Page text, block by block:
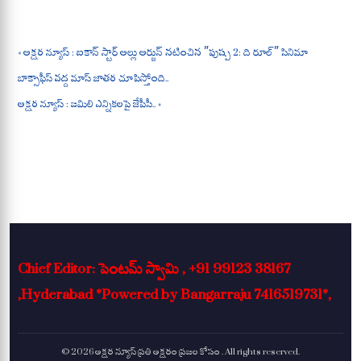
pp m
« అక్షర న్యూస్ : ఐకాన్ స్టార్ అల్లు అర్జున్ నటించిన ”పుష్ప 2: ది రూల్” సినిమా
బాక్సాఫీస్ వద్ద మాస్ జాతర చూపిస్తోంది..
అక్షర న్యూస్ : జమిలి ఎన్నికలపై జేపీసీ.. »
Chief Editor: పెంటమ్ స్వామి , +91 99123 38167
,Hyderabad *Powered by Bangarraju 7416519731*,
© 2026 అక్షర న్యూస్ ప్రతి అక్షరం ప్రజల కోసం . All rights reserved.